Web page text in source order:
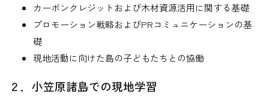
カーボンクレジットおよび木材資源活用に関する基礎
プロモーション戦略およびPRコミュニケーションの基
礎
現地活動に向けた島の子どもたちとの協働
２．小笠原諸島での現地学習